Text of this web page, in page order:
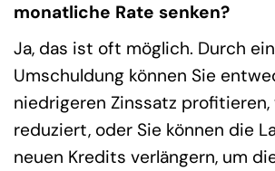
monatliche Rate senken?
Ja, das ist oft möglich. Durch
Umschuldung können Sie
niedrigeren Zinssatz profitieren,
reduziert, oder Sie können die
neuen Kredits verlängern, um